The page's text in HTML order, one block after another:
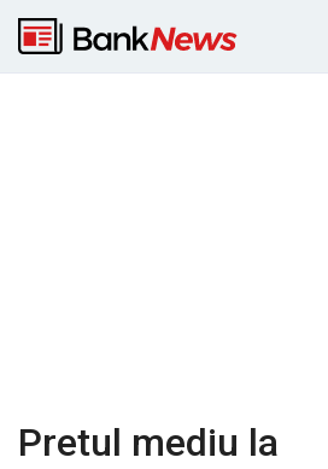
Pretul mediu la